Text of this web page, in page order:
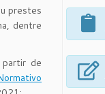
prestes
dentre
partir de